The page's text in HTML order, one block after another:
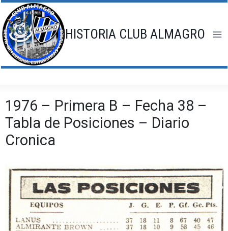
Saltar
al
contenido
HISTORIA CLUB ALMAGRO
1976 – Primera B – Fecha 38 –
Tabla de Posiciones – Diario
Cronica